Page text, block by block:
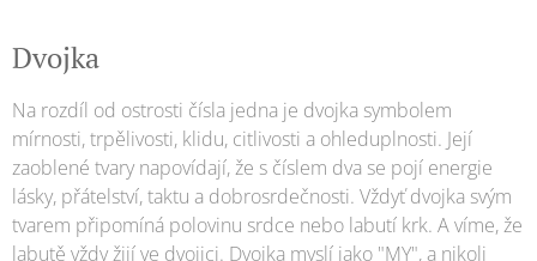
Dvojka
Na rozdíl od ostrosti čísla jedna je dvojka symbolem
mírnosti, trpělivosti, klidu, citlivosti a ohleduplnosti. Její
zaoblené tvary napovídají, že s číslem dva se pojí energie
lásky, přátelství, taktu a dobrosrdečnosti. Vždyť dvojka svým
tvarem připomíná polovinu srdce nebo labutí krk. A víme, že
labutě vždy žijí ve dvojici. Dvojka myslí jako "MY", a nikoli